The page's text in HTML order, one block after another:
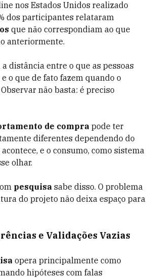
nos Estados Unidos realizado
dos participantes relataram
que não correspondiam ao que
anteriormente.
distância entre o que as pessoas
o que de fato fazem quando o
não basta: é preciso
de compra pode ter
diferentes dependendo do
e o consumo, como sistema
olhar.
pesquisa sabe disso. O problema
do projeto não deixa espaço para
e Validações Vazias
opera principalmente como
hipóteses com falas